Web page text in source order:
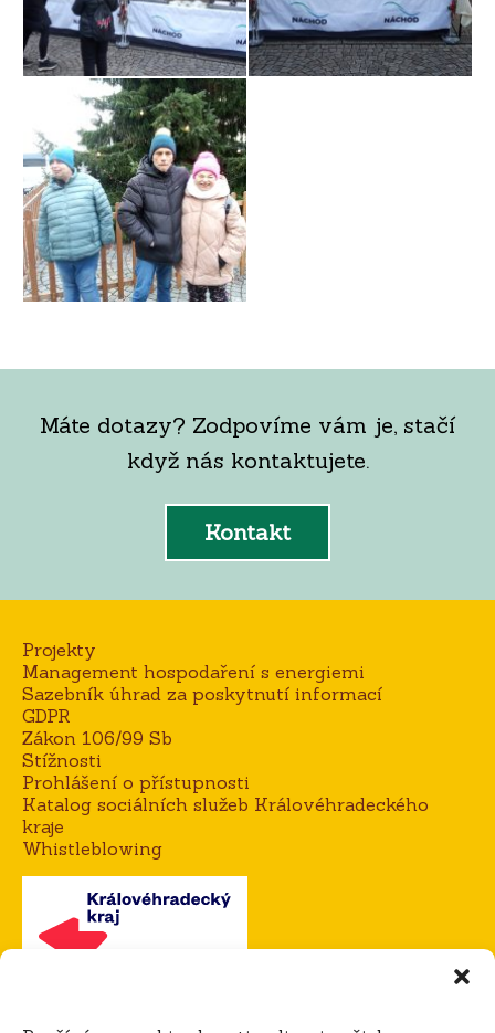
Máte dotazy? Zodpovíme vám je, stačí
když nás kontaktujete.
Kontakt
Projekty
Management hospodaření s energiemi
Sazebník úhrad za poskytnutí informací
GDPR
Zákon 106/99 Sb
Stížnosti
Prohlášení o přístupnosti
Katalog sociálních služeb Královéhradeckého
kraje
Whistleblowing